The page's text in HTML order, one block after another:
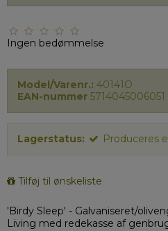
Ingen bedømmelse
Model/Varenr.: 40141O
EAN-nummer 5714045006051
Lagerstatus: Produceres
Tilføj til ønskeliste
'Birdy Sleep' - Galvaniseret/
Living med redekasse af